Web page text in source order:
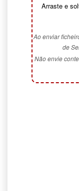
Arraste e
Ao enviar
de
Não envie